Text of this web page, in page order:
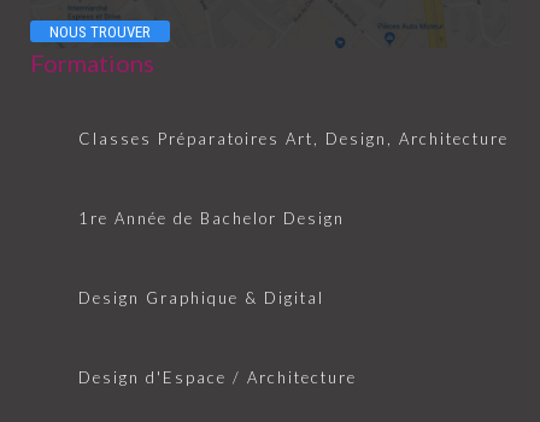
NOUS TROUVER
Formations
Classes Préparatoires Art, Design, Architecture
1re Année de Bachelor Design
Design Graphique & Digital
Design d'Espace / Architecture